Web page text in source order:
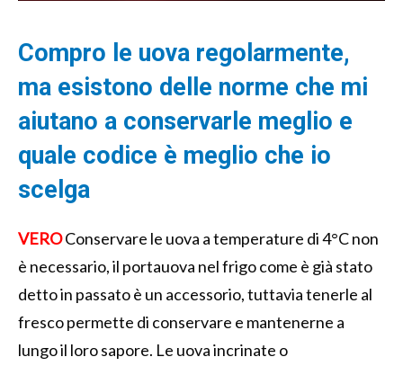
Compro le uova regolarmente,
ma esistono delle norme che mi
aiutano a conservarle meglio e
quale codice è meglio che io
scelga
VEROConservare le uova a temperature di4°C non
è necessario,il portauova nel frigo come è già stato
dettoin passatoè un accessorio,tuttaviatenerle al
fresco permette di conservare e mantenerne a
lungoil loro sapore. Le uova incrinate o